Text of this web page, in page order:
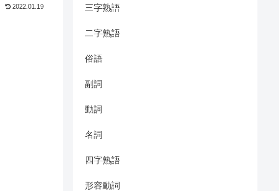
2022.01.19 三字熟語
二字熟語
俗語
副詞
動詞
名詞
四字熟語
形容動詞